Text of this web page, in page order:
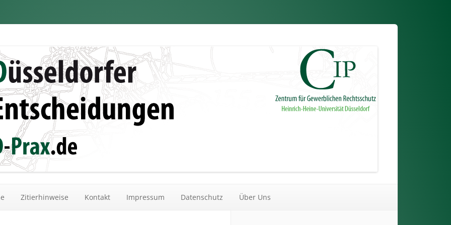
Zitierhinweise Kontakt Impressum Datenschutz Über Uns